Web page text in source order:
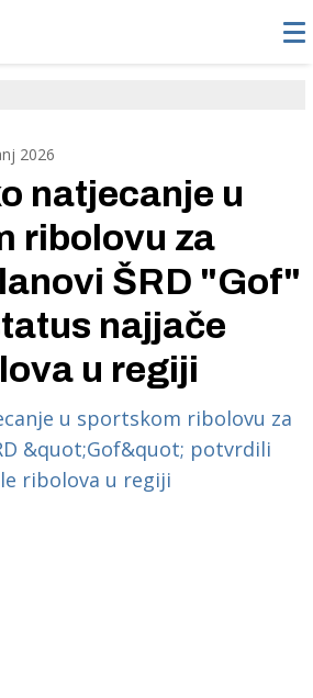
2026
natjecanje u
ribolovu za
ŠRD "Gof"
najjače
u regiji